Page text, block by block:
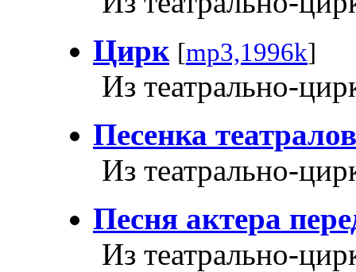
Цирк [mp3,1996k]
Из театрально-
Песенка театралов
Из театрально-
Песня актера
Из театрально-